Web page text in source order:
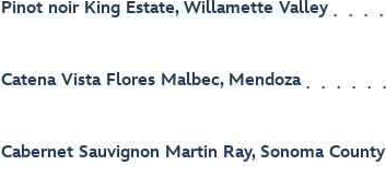
Pinot noir King Estate, Willamette Valley
Catena Vista Flores Malbec, Mendoza
Cabernet Sauvignon Martin Ray, Sonoma County